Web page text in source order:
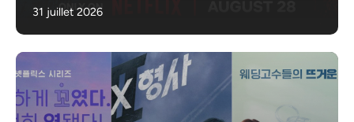
31 juillet 2026